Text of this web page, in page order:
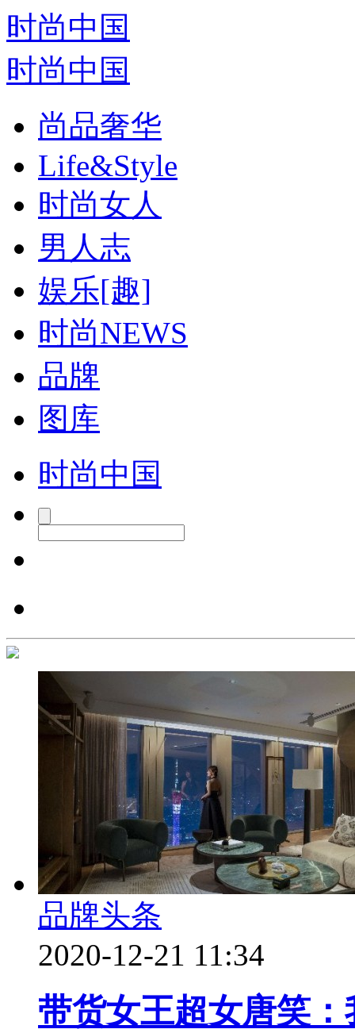
时尚中国
时尚中国
尚品奢华
Life&Style
时尚女人
男人志
娱乐[趣]
时尚NEWS
品牌
图库
时尚中国
品牌头条
2020-12-21 11:34
带货女王超女唐笑